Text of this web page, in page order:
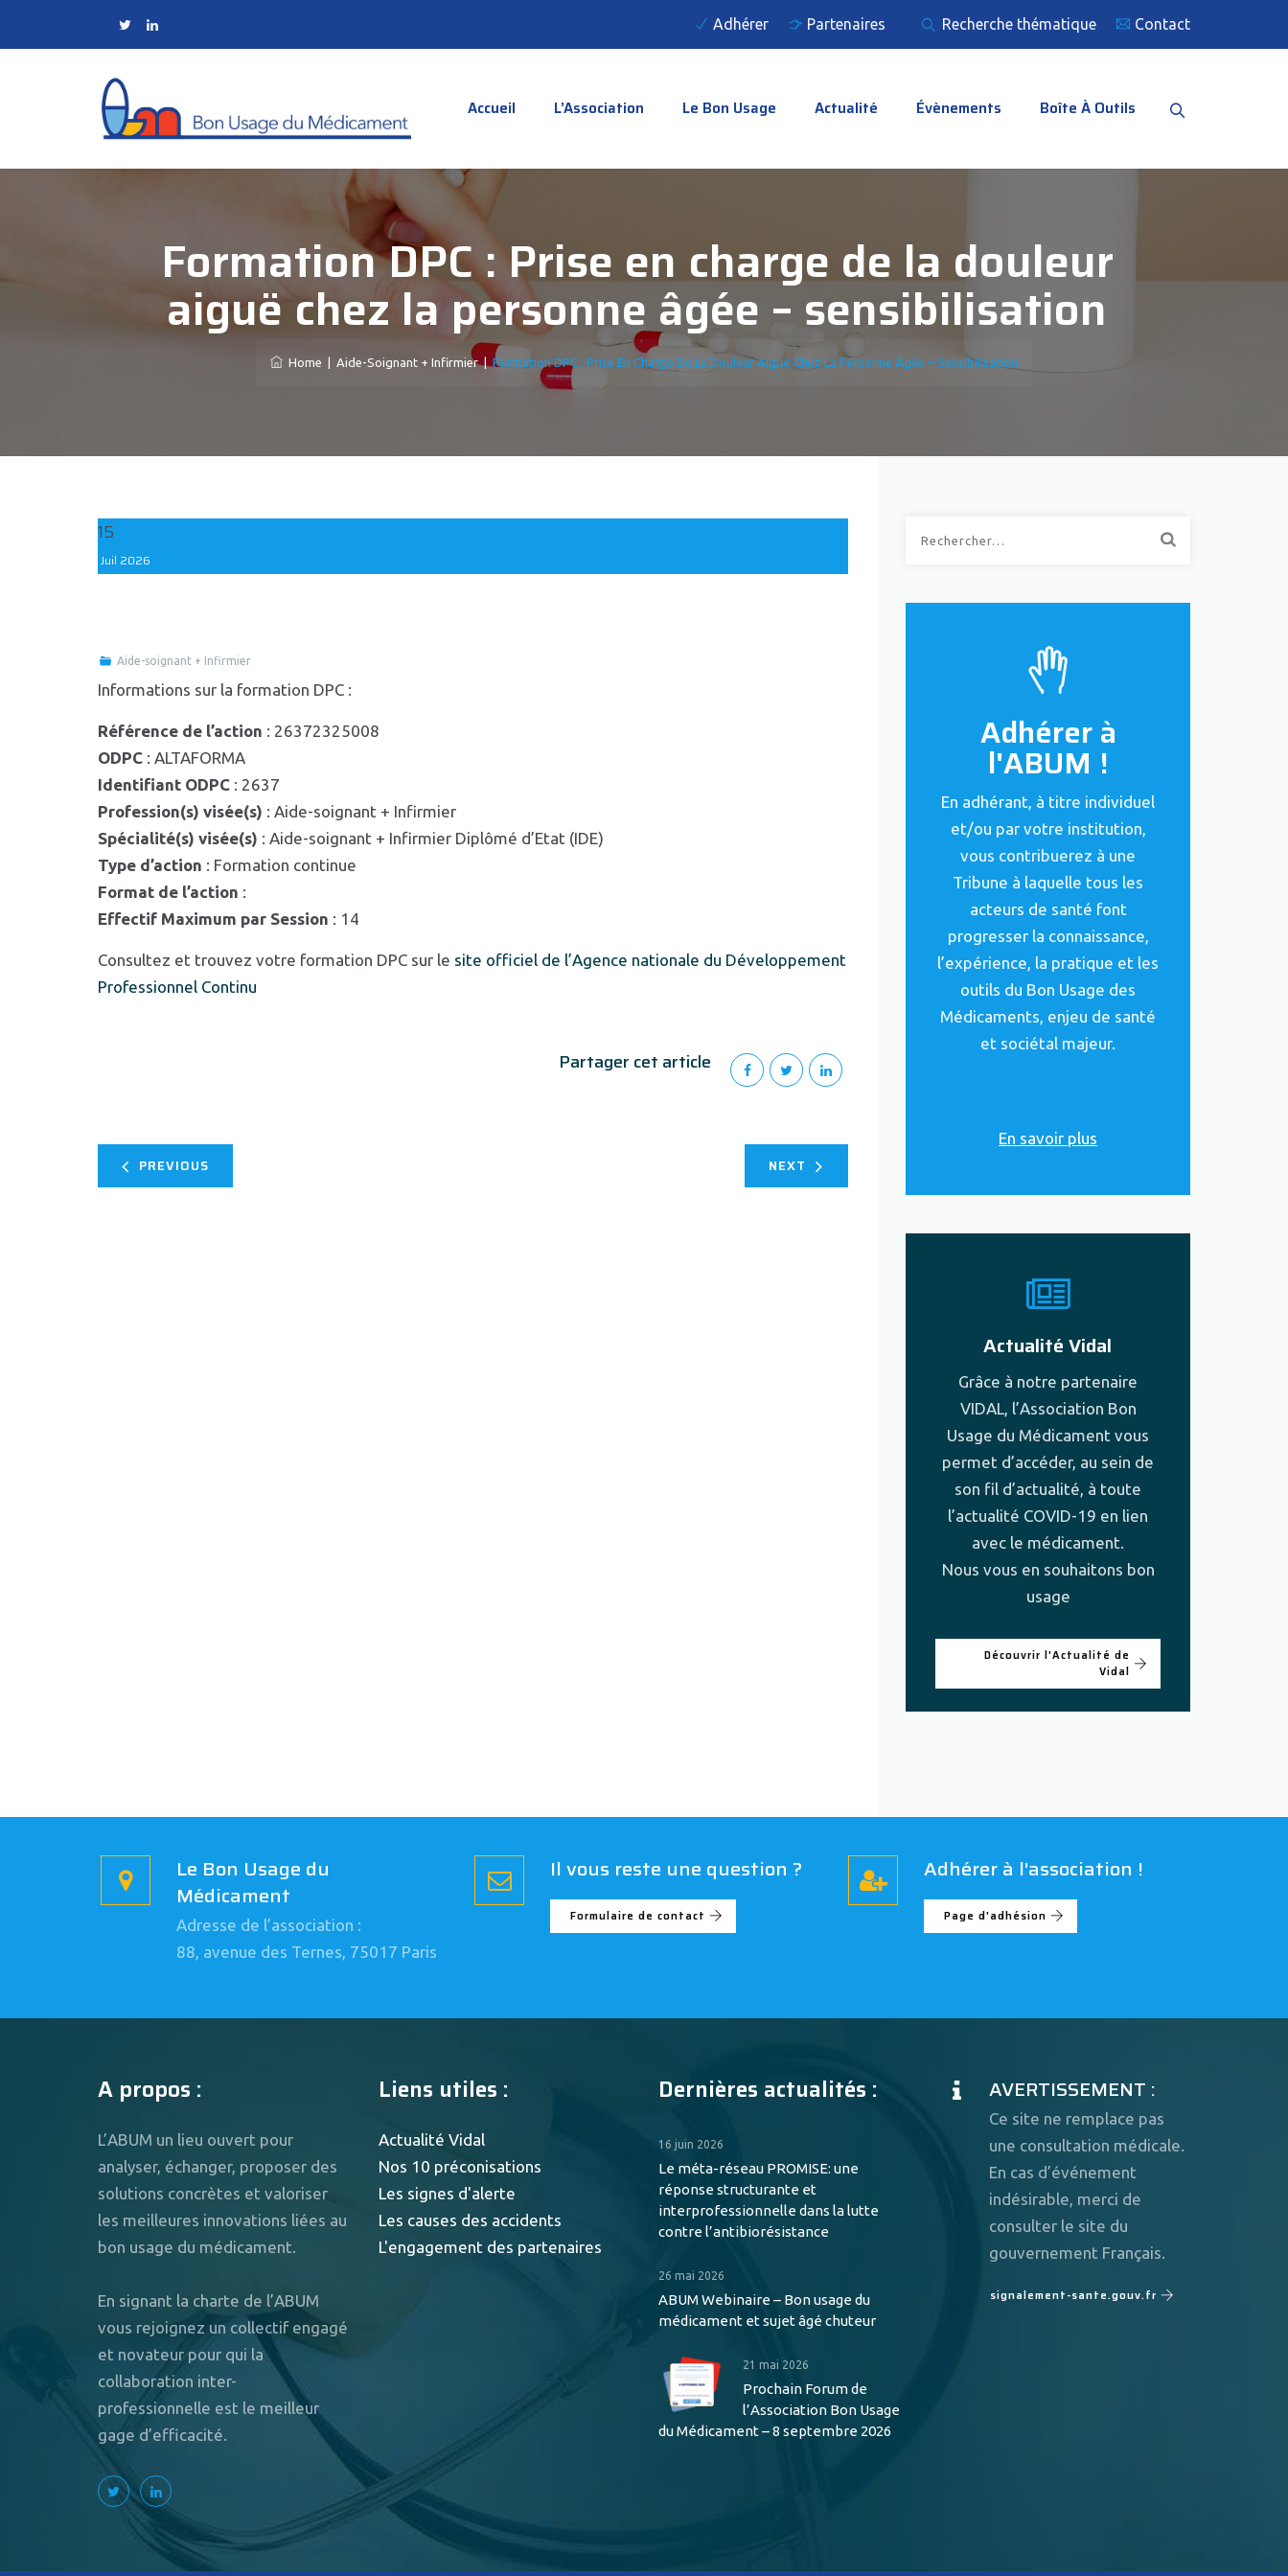
Adhérer Partenaires Recherche thématique Contact
Accueil L’Association Le Bon Usage Actualité Évènements Boîte À Outils
Formation DPC : Prise en charge de la douleur
aiguë chez la personne âgée – sensibilisation
Home Aide-Soignant + Infirmier| Formation DPC : Prise En Charge De La Douleur Aiguë Chez La Personne Âgée – Sensibilisation
15
Juil 2026
Aide-soignant + Infirmier
Informations sur la formation DPC :
Référence de l’action : 26372325008
ODPC : ALTAFORMA
Identifiant ODPC : 2637
Profession(s) visée(s) : Aide-soignant + Infirmier
Spécialité(s) visée(s) : Aide-soignant + Infirmier Diplômé d’Etat (IDE)
Type d’action : Formation continue
Format de l’action :
Effectif Maximum par Session : 14
Consultez et trouvez votre formation DPC sur le site officiel de l’Agence nationale du Développement
Professionnel Continu
Partager cet article
PREVIOUS NEXT
Adhérer à
l'ABUM !
En adhérant, à titre individuel
et/ou par votre institution,
vous contribuerez à une
Tribune à laquelle tous les
acteurs de santé font
progresser la connaissance,
l’expérience, la pratique et les
outils du Bon Usage des
Médicaments, enjeu de santé
et sociétal majeur.
En savoir plus
Actualité Vidal
Grâce à notre partenaire
VIDAL, l’Association Bon
Usage du Médicament vous
permet d’accéder, au sein de
son fil d’actualité, à toute
l’actualité COVID-19 en lien
avec le médicament.
Nous vous en souhaitons bon
usage
Découvrir l'Actualité de
Vidal
Le Bon Usage du
Médicament
Adresse de l’association :
88, avenue des Ternes, 75017 Paris
Il vous reste une question ?
Formulaire de contact
Adhérer à l'association !
Page d'adhésion
A propos :
L’ABUM un lieu ouvert pour
analyser, échanger, proposer des
solutions concrètes et valoriser
les meilleures innovations liées au
bon usage du médicament.
En signant la charte de l’ABUM
vous rejoignez un collectif engagé
et novateur pour qui la
collaboration inter-
professionnelle est le meilleur
gage d’efficacité.
Liens utiles :
Actualité Vidal
Nos 10 préconisations
Les signes d'alerte
Les causes des accidents
L'engagement des partenaires
Dernières actualités :
16 juin 2026
Le méta-réseau PROMISE: une
réponse structurante et
interprofessionnelle dans la lutte
contre l’antibiorésistance
26 mai 2026
ABUM Webinaire – Bon usage du
médicament et sujet âgé chuteur
21 mai 2026
Prochain Forum de
l’Association Bon Usage
du Médicament – 8 septembre 2026
AVERTISSEMENT :
Ce site ne remplace pas
une consultation médicale.
En cas d’événement
indésirable, merci de
consulter le site du
gouvernement Français.
signalement-sante.gouv.fr